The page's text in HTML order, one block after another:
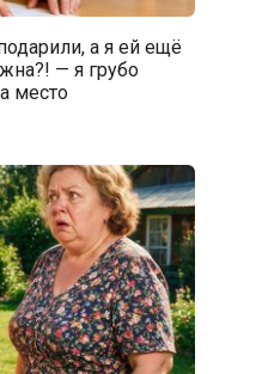
а я ей ещё
— я грубо
место